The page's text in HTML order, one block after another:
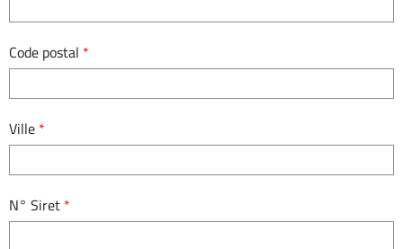
Code postal *
Ville *
N° Siret *